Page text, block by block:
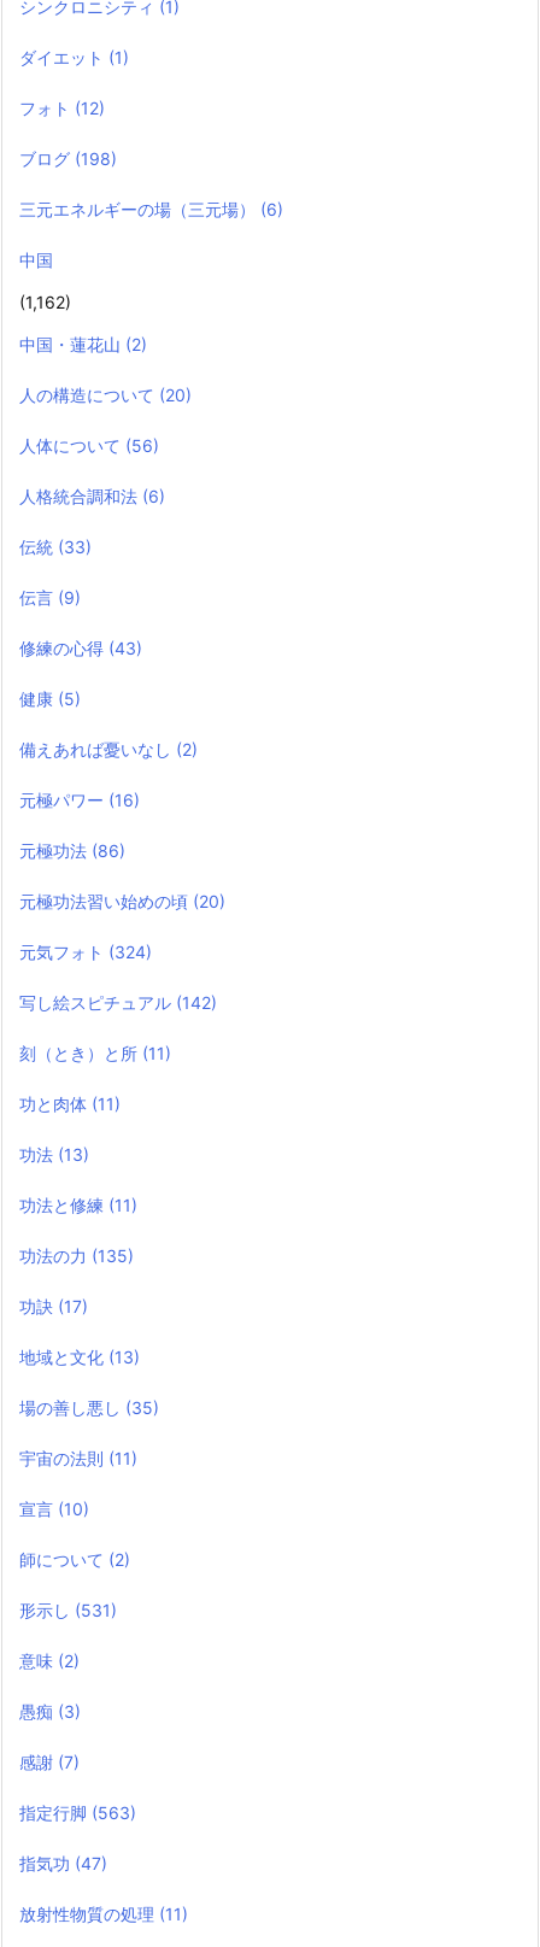
シンクロニシティ (1)
ダイエット (1)
フォト (12)
ブログ (198)
三元エネルギーの場（三元場） (6)
中国
(1,162)
中国・蓮花山 (2)
人の構造について (20)
人体について (56)
人格統合調和法 (6)
伝統 (33)
伝言 (9)
修練の心得 (43)
健康 (5)
備えあれば憂いなし (2)
元極パワー (16)
元極功法 (86)
元極功法習い始めの頃 (20)
元気フォト (324)
写し絵スピチュアル (142)
刻（とき）と所 (11)
功と肉体 (11)
功法 (13)
功法と修練 (11)
功法の力 (135)
功訣 (17)
地域と文化 (13)
場の善し悪し (35)
宇宙の法則 (11)
宣言 (10)
師について (2)
形示し (531)
意味 (2)
愚痴 (3)
感謝 (7)
指定行脚 (563)
指気功 (47)
放射性物質の処理 (11)